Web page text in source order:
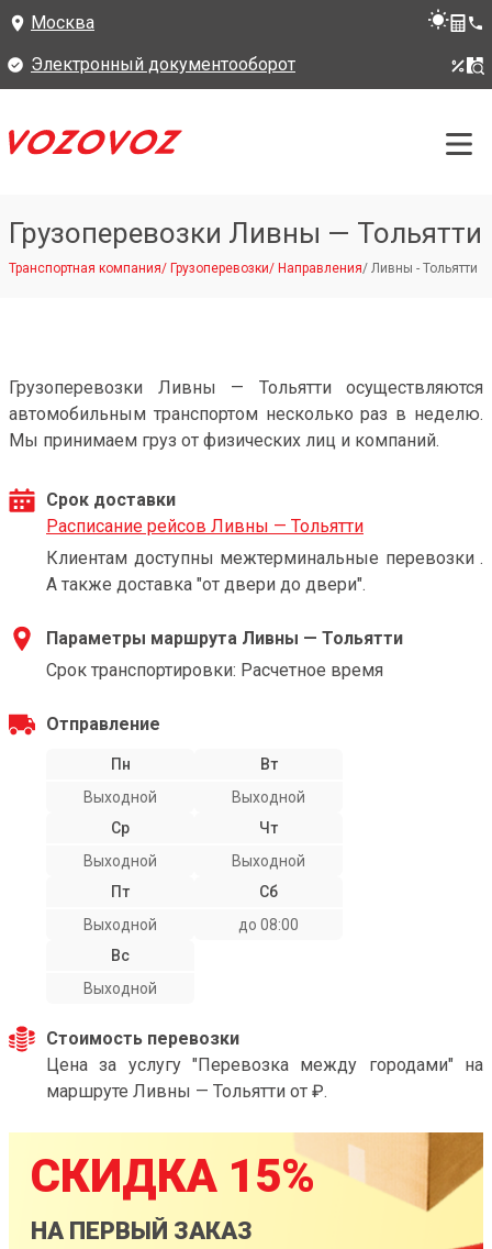
Москва
Электронный документооборот
Грузоперевозки Ливны — Тольятти
Транспортная компания/ Грузоперевозки/ Направления/ Ливны - Тольятти
Грузоперевозки Ливны — Тольятти осуществляются
автомобильным транспортом несколько раз в неделю.
Мы принимаем груз от физических лиц и компаний.
Срок доставки
Расписание рейсов Ливны — Тольятти
Клиентам доступны межтерминальные перевозки .
А также доставка "от двери до двери".
Параметры маршрута Ливны — Тольятти
Срок транспортировки: Расчетное время
Отправление
Пн
Выходной
Вт
Выходной
Ср
Выходной
Чт
Выходной
Пт
Выходной
Сб
до 08:00
Вс
Выходной
Стоимость перевозки
Цена за услугу "Перевозка между городами" на
маршруте Ливны — Тольятти от ₽.
СКИДКА 15%
НА ПЕРВЫЙ ЗАКАЗ